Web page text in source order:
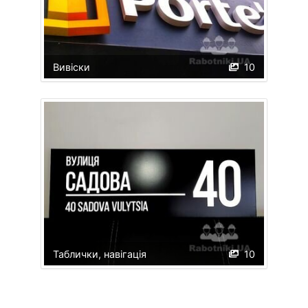
10
Вивіски
10
Таблички, навігація